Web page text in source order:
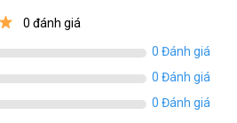
0 đánh giá
0 Đánh giá
0 Đánh giá
0 Đánh giá